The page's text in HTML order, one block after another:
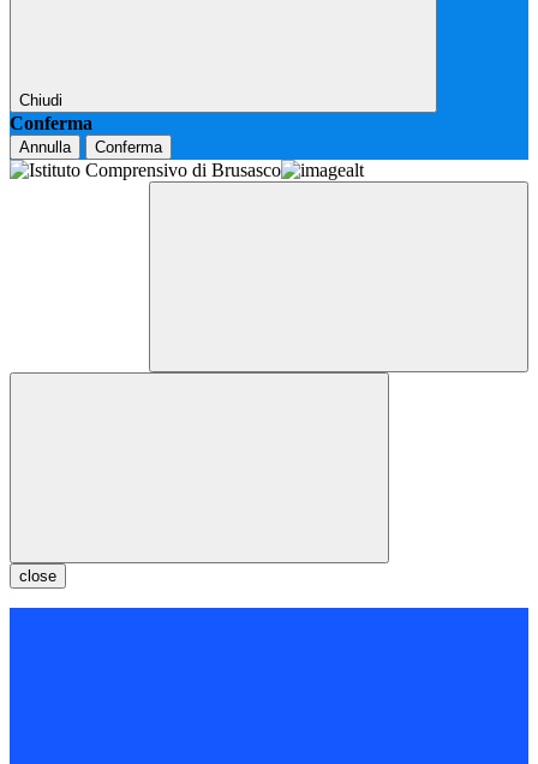
Chiudi
Conferma
Annulla Conferma
close